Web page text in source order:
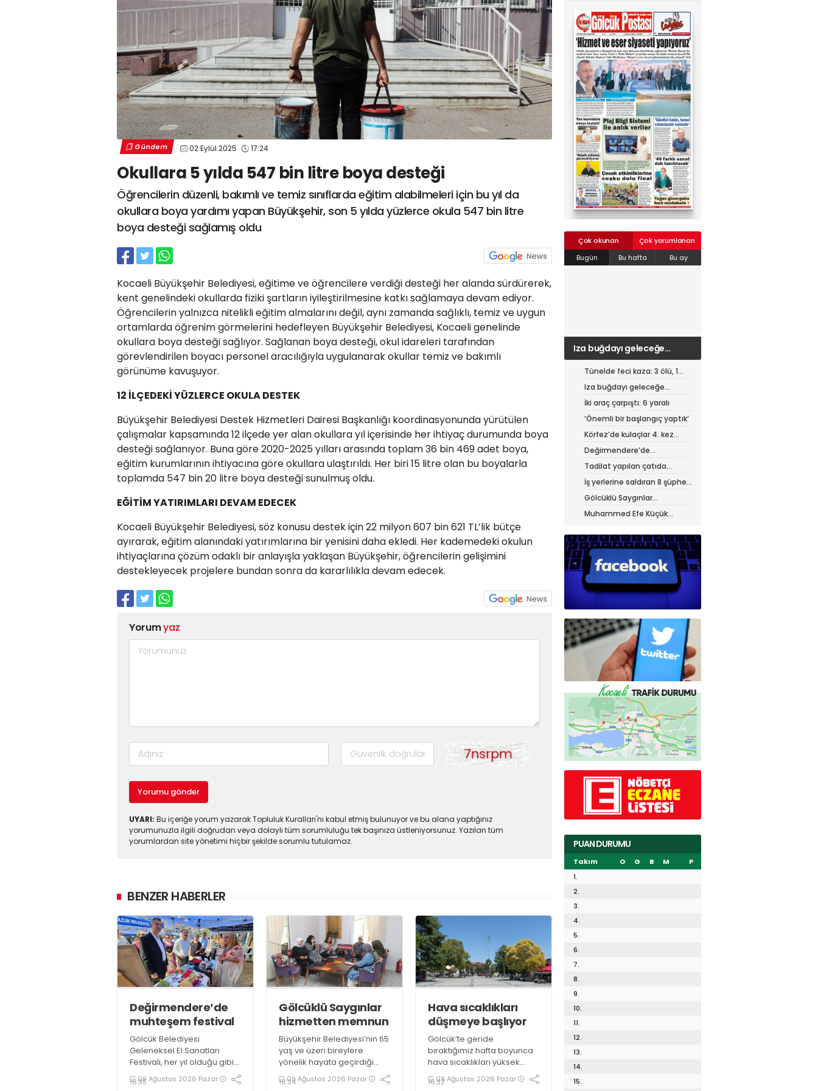
Gündem 02 Eylül 2025 17:24
Okullara 5 yılda 547 bin litre boya desteği
Öğrencilerin düzenli, bakımlı ve temiz sınıflarda eğitim alabilmeleri için bu yıl da
okullara boya yardımı yapan Büyükşehir, son 5 yılda yüzlerce okula 547 bin litre
boya desteği sağlamış oldu
Kocaeli Büyükşehir Belediyesi, eğitime ve öğrencilere verdiği desteği her alanda sürdürerek,
kent genelindeki okullarda fiziki şartların iyileştirilmesine katkı sağlamaya devam ediyor.
Öğrencilerin yalnızca nitelikli eğitim almalarını değil, aynı zamanda sağlıklı, temiz ve uygun
ortamlarda öğrenim görmelerini hedefleyen Büyükşehir Belediyesi, Kocaeli genelinde
okullara boya desteği sağlıyor. Sağlanan boya desteği, okul idareleri tarafından
görevlendirilen boyacı personel aracılığıyla uygulanarak okullar temiz ve bakımlı
görünüme kavuşuyor.
12 İLÇEDEKİ YÜZLERCE OKULA DESTEK
Büyükşehir Belediyesi Destek Hizmetleri Dairesi Başkanlığı koordinasyonunda yürütülen
çalışmalar kapsamında 12 ilçede yer alan okullara yıl içerisinde her ihtiyaç durumunda boya
desteği sağlanıyor. Buna göre 2020-2025 yılları arasında toplam 36 bin 469 adet boya,
eğitim kurumlarının ihtiyacına göre okullara ulaştırıldı. Her biri 15 litre olan bu boyalarla
toplamda 547 bin 20 litre boya desteği sunulmuş oldu.
EĞİTİM YATIRIMLARI DEVAM EDECEK
Kocaeli Büyükşehir Belediyesi, söz konusu destek için 22 milyon 607 bin 621 TL’lik bütçe
ayırarak, eğitim alanındaki yatırımlarına bir yenisini daha ekledi. Her kademedeki okulun
ihtiyaçlarına çözüm odaklı bir anlayışla yaklaşan Büyükşehir, öğrencilerin gelişimini
destekleyecek projelere bundan sonra da kararlılıkla devam edecek.
Yorumyaz
Yorumu gönder
UYARI: Bu içeriğe yorum yazarak Topluluk Kuralları'nı kabul etmiş bulunuyor ve bu alana yaptığınız
yorumunuzla ilgili doğrudan veya dolaylı tüm sorumluluğu tek başınıza üstleniyorsunuz. Yazılan tüm
yorumlardan site yönetimi hiçbir şekilde sorumlu tutulamaz.
BENZER HABERLER
Değirmendere’de
muhteşem festival
Gölcük Belediyesi
Geleneksel El Sanatları
Festivali, her yıl olduğu gibi
bu yıl da göz nuru binlerce
ürün ve el emeği ustası
09 Ağustos 2026 Pazar
16:35
Gölcüklü Saygınlar
hizmetten memnun
Büyükşehir Belediyesi’nin 65
yaş ve üzeri bireylere
yönelik hayata geçirdiği
“Saygınlar Kulübü”, İzmit’in
ardından Gölcük’te hizmete
09 Ağustos 2026 Pazar
16:34
Hava sıcaklıkları
düşmeye başlıyor
Gölcük’te geride
bıraktığımız hafta boyunca
hava sıcaklıkları yüksek
seviyelerde seyretmiş,
güneşli hava özellikle öğle
09 Ağustos 2026 Pazar
16:32
Çok okunan
Çok yorumlanan
Bugün
Bu hafta Bu ay
Iza buğdayı geleceğe
taşınıyor
Tünelde feci kaza: 3 ölü, 1
ağır yaralı
Iza buğdayı geleceğe
taşınıyor
İki araç çarpıştı: 6 yaralı
‘Önemli bir başlangıç yaptık’
Körfez’de kulaçlar 4. kez
atıldı
Değirmendere’de
muhteşem festival
Tadilat yapılan çatıda
yangın
İş yerlerine saldıran 8 şüpheli
tutuklandı
Gölcüklü Saygınlar
hizmetten memnun
Muhammed Efe Küçük
PUAN DURUMU
Takım O G B M
P
1.
2.
3.
4.
5.
6.
7.
8.
9.
10.
11.
12.
13.
14.
15.
02624132333
haber@golcukpostasi.com